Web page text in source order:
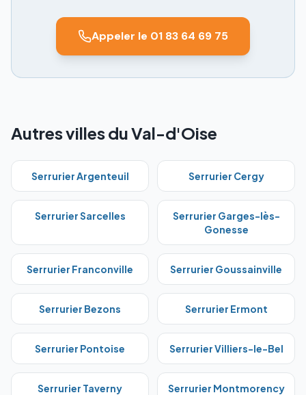
Appeler le 01 83 64 69 75
Autres villes du Val-d'Oise
SerrurierArgenteuil Serrurier Cergy
SerrurierSarcelles Serrurier Garges-lès-
Gonesse
Serrurier Franconville Serrurier Goussainville
Serrurier Bezons Serrurier Ermont
Serrurier Pontoise SerrurierVilliers-le-Bel
Serrurier Taverny Serrurier Montmorency